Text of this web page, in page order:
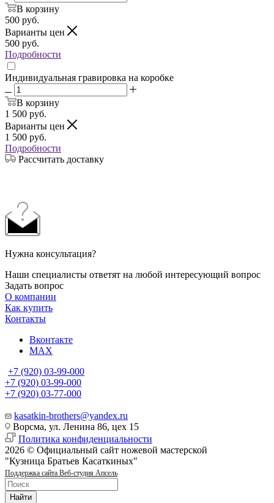
В корзину
500 руб.
Варианты цен
500 руб.
Подробности
Индивидуальная гравировка на коробке
В корзину
1 500 руб.
Варианты цен
1 500 руб.
Подробности
Рассчитать доставку
Нужна консультация?
Наши специалисты ответят на любой интересующий вопрос
Задать вопрос
О компании
Как купить
Контакты
Вконтакте
MAX
+7 (920) 03-99-000
+7 (920) 03-99-000
+7 (920) 03-77-000
kasatkin-brothers@yandex.ru
Ворсма, ул. Ленина 86, цех 15
Политика конфиденциальности
2026 © Официальный сайт ножевой мастерской
"Кузница Братьев Касаткиных"
Поддержка сайта Веб-студия Апсель
Найти